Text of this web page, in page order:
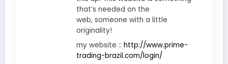
that’s needed on the
web, someone with a little
originality!
my website :: http://www.prime-
trading-brazil.com/login/